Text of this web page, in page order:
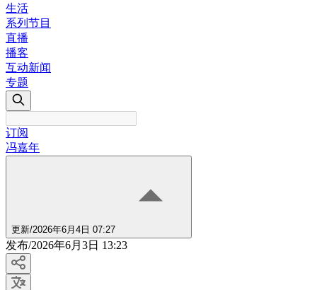
生活
系列节目
直播
播客
互动新闻
专题
订阅
冯嘉年
更新/2026年6月4日 07:27
发布/2026年6月3日 13:23